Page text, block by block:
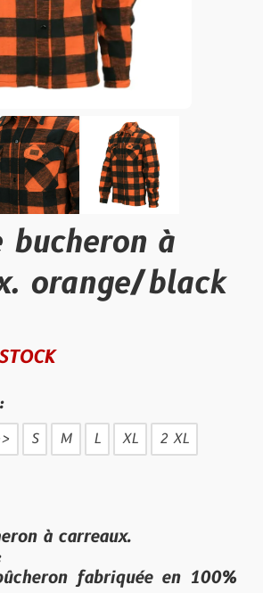
bucheron à
orange/black
S M L XL 2 XL
à carreaux.
fabriquée en 100%